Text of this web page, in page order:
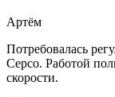
Артём
Потребовалась
Серсо. Работой
скорости.